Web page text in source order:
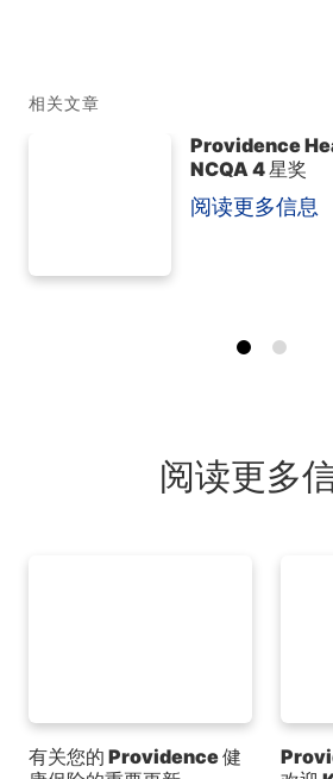
相关文章
Providence
NCQA 4 星奖
阅读更多信息
阅读更多
有关您的 Providence 健